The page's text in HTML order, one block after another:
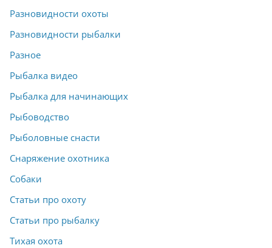
Разновидности охоты
Разновидности рыбалки
Разное
Рыбалка видео
Рыбалка для начинающих
Рыбоводство
Рыболовные снасти
Снаряжение охотника
Собаки
Статьи про охоту
Статьи про рыбалку
Тихая охота